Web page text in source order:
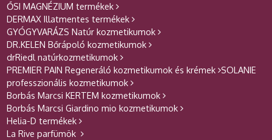
ŐSI MAGNÉZIUM termékek
DERMAX Illatmentes termékek
GYÓGYVARÁZS Natúr kozmetikumok
DR.KELEN Bőrápoló kozmetikumok
drRiedl natúrkozmetikumok
PREMIER PAIN Regeneráló kozmetikumok és krémek SOLANIE
professzionális kozmetikumok
Borbás Marcsi KERTEM kozmetikumok
Borbás Marcsi Giardino mio kozmetikumok
Helia-D termékek
La Rive parfümök